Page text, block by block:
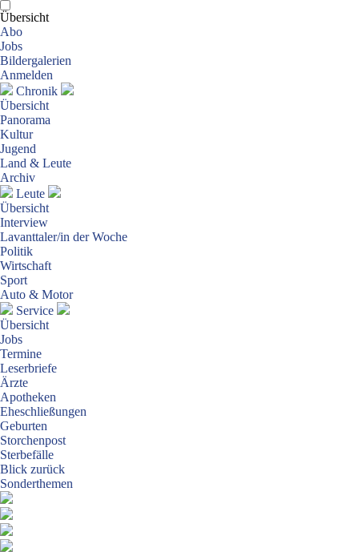
Übersicht
Abo
Jobs
Bildergalerien
Anmelden
Chronik
Übersicht
Panorama
Kultur
Jugend
Land & Leute
Archiv
Leute
Übersicht
Interview
Lavanttaler/in der Woche
Politik
Wirtschaft
Sport
Auto & Motor
Service
Übersicht
Jobs
Termine
Leserbriefe
Ärzte
Apotheken
Eheschließungen
Geburten
Storchenpost
Sterbefälle
Blick zurück
Sonderthemen